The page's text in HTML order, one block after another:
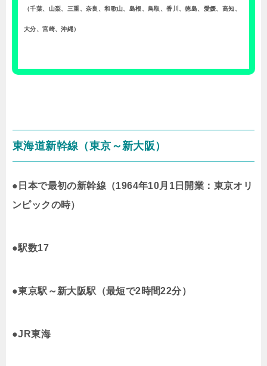
（千葉、山梨、三重、奈良、和歌山、島根、鳥取、香川、徳島、愛媛、高知、
大分、宮崎、沖縄）
東海道新幹線（東京～新大阪）
●日本で最初の新幹線（1964年10月1日開業：東京オリ
ンピックの時）
●駅数17
●東京駅～新大阪駅（最短で2時間22分）
●JR東海